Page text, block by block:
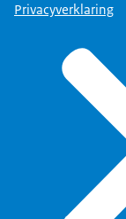
Privacyverklaring